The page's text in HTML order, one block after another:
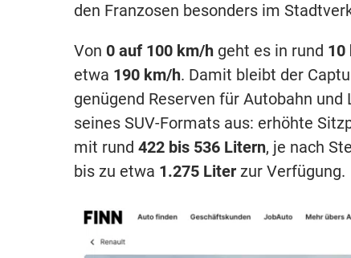
den Franzosen besonders im
Von 0 auf 100 km/h geht es in rund 10
etwa 190 km/h. Damit bleibt der
genügend Reserven für Autobahn
seines SUV-Formats aus: erhöhte
mit rund 422 bis 536 Litern, je nach
bis zu etwa 1.275 Liter zur Verfügung.